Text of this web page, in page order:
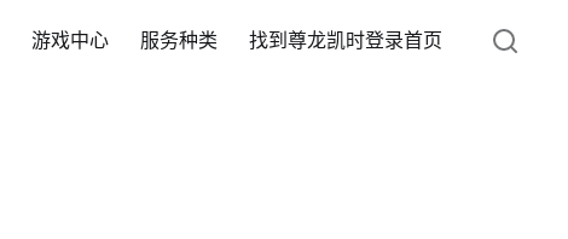
游戏中心 服务种类 找到尊龙凯时登录首页